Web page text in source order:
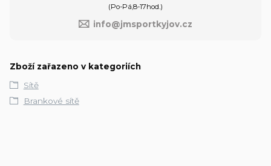
(Po-Pá,8-17hod.)
info@jmsportkyjov.cz
Zboží zařazeno v kategoriích
Sítě
Brankové sítě